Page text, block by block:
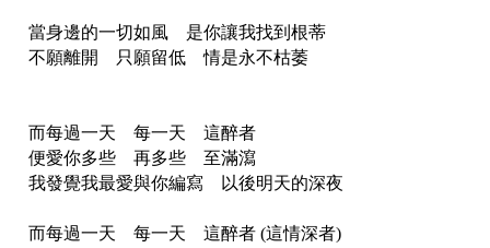
當身邊的一切如風 是你讓我找到根蒂
不願離開 只願留低 情是永不枯萎
而每過一天 每一天 這醉者
便愛你多些 再多些 至滿瀉
我發覺我最愛與你編寫 以後明天的深夜
而每過一天 每一天 這醉者 (這情深者)